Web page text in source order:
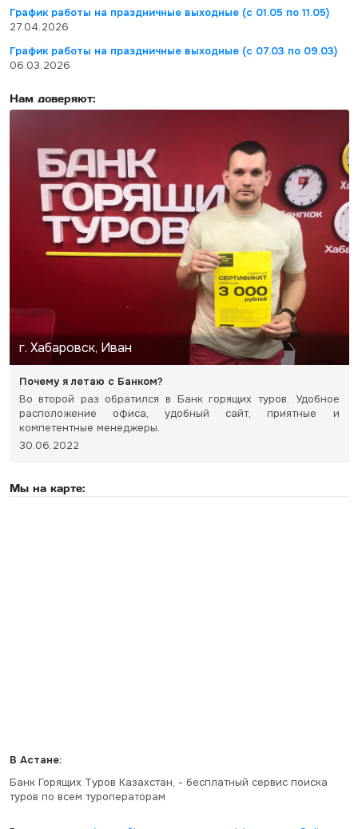
График работы на праздничные выходные (с 01.05 по 11.05)
27.04.2026
График работы на праздничные выходные (с 07.03 по 09.03)
06.03.2026
Нам доверяют:
г. Хабаровск, Иван
Почему я летаю с Банком?
Во второй раз обратился в Банк горящих туров. Удобное
расположение офиса, удобный сайт, приятные и
компетентные менеджеры.
30.06.2022
Мы на карте:
В Астане:
Банк Горящих Туров Казахстан, - бесплатный сервис поиска
туров по всем туроператорам